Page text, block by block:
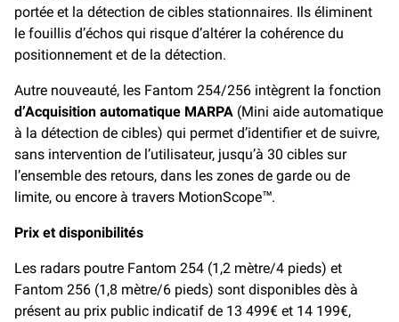
portée et la détection de cibles stationnaires. Ils éliminent
le fouillis d’échos qui risque d’altérer la cohérence du
positionnement et de la détection.
Autre nouveauté, les Fantom 254/256 intègrent la fonction
d’Acquisition automatique MARPA (Mini aide automatique
à la détection de cibles) qui permet d’identifier et de suivre,
sans intervention de l’utilisateur, jusqu’à 30 cibles sur
l’ensemble des retours, dans les zones de garde ou de
limite, ou encore à travers MotionScope™.
Prix et disponibilités
Les radars poutre Fantom 254 (1,2 mètre/4 pieds) et
Fantom 256 (1,8 mètre/6 pieds) sont disponibles dès à
présent au prix public indicatif de 13 499€ et 14 199€,